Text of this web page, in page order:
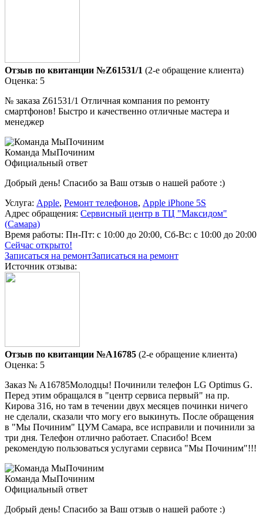
Отзыв по квитанции №Z61531/1 (2-е обращение клиента)
Оценка: 5
№ заказа Z61531/1 Отличная компания по ремонту
смартфонов! Быстро и качественно отличные мастера и
менеджер
Команда МыПочиним
Официальный ответ
Добрый день! Спасибо за Ваш отзыв о нашей работе :)
Услуга: Apple, Ремонт телефонов, Apple iPhone 5S
Адрес обращения: Сервисный центр в ТЦ "Максидом"
(Самара)
Время работы: Пн-Пт: с 10:00 до 20:00, Сб-Вс: с 10:00 до 20:00
Сейчас открыто!
Записаться на ремонтЗаписаться на ремонт
Источник отзыва:
Отзыв по квитанции №A16785 (2-е обращение клиента)
Оценка: 5
Заказ № А16785Молодцы! Починили телефон LG Optimus G.
Перед этим обращался в "центр сервиса первый" на пр.
Кирова 316, но там в течении двух месяцев починки ничего
не сделали, сказали что могу его выкинуть. После обращения
в "Мы Починим" ЦУМ Самара, все исправили и починили за
три дня. Телефон отлично работает. Спасибо! Всем
рекомендую пользоваться услугами сервиса "Мы Починим"!!!
Команда МыПочиним
Официальный ответ
Добрый день! Спасибо за Ваш отзыв о нашей работе :)